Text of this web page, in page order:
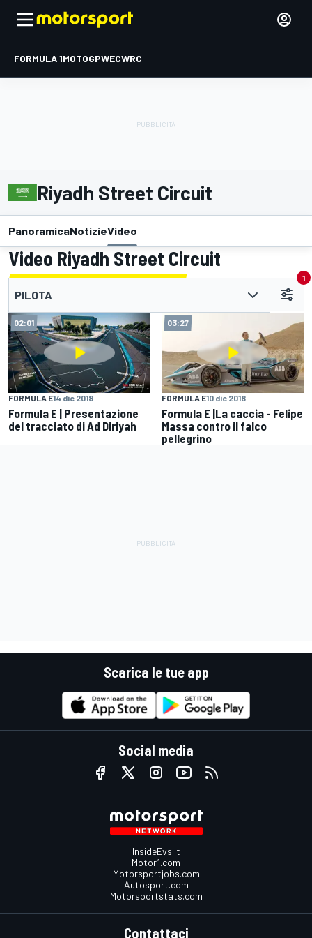
FORMULA 1MOTOGPWECWRC
Riyadh Street Circuit
PanoramicaNotizieVideo
Video Riyadh Street Circuit
PILOTA
1
02:01
FORMULA E14 dic 2018
Formula E | Presentazione
del tracciato di Ad Diriyah
03:27
FORMULA E10 dic 2018
Formula E |La caccia - Felipe
Massa contro il falco
pellegrino
Scarica le tue app
Social media
InsideEvs.it
Motor1.com
Motorsportjobs.com
Autosport.com
Motorsportstats.com
Contattaci